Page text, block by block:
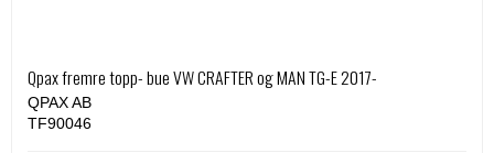
Qpax fremre topp- bue VW CRAFTER og MAN TG-E 2017-
QPAX AB
TF90046